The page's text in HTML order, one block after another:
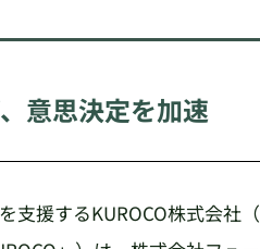
意思決定を加速
支援するKUROCO株式会社